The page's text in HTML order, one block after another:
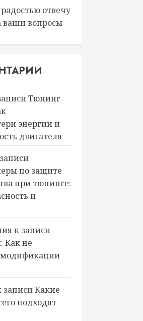
отвечу
ваши вопросы
Тюнинг
энергии и
двигателя
по защите
при тюнинге:
и
к записи
Как не
записиКакие
подходят